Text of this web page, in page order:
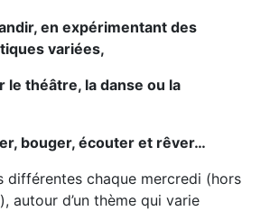
en expérimentant des
variées,
le théâtre, la danse ou la
bouger, écouter et rêver…
différentes chaque mercredi (hors
autour d’un thème qui varie